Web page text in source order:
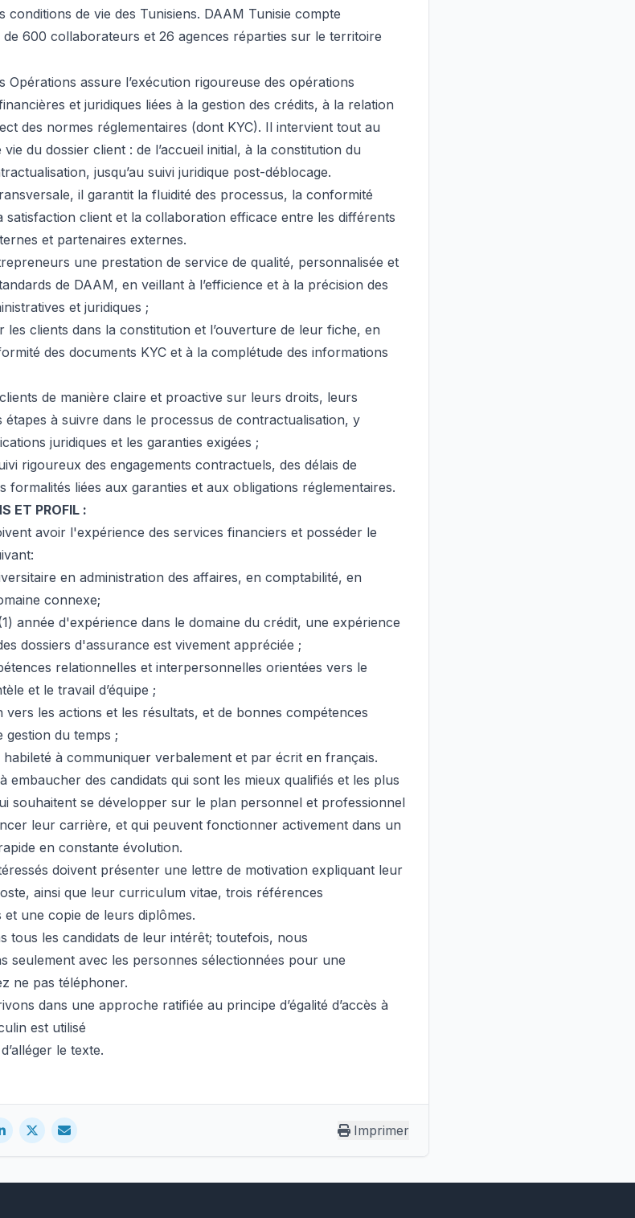
conditions de vie des Tunisiens. DAAM Tunisie compte
de 600 collaborateurs et 26 agences réparties sur le territoire
Opérations assure l’exécution rigoureuse des opérations
et juridiques liées à la gestion des crédits, à la relation
des normes réglementaires (dont KYC). Il intervient tout au
du dossier client : de l’accueil initial, à la constitution du
jusqu’au suivi juridique post-déblocage.
il garantit la fluidité des processus, la conformité
satisfaction client et la collaboration efficace entre les différents
et partenaires externes.
une prestation de service de qualité, personnalisée et
de DAAM, en veillant à l’efficience et à la précision des
et juridiques ;
les clients dans la constitution et l’ouverture de leur fiche, en
des documents KYC et à la complétude des informations
clients de manière claire et proactive sur leurs droits, leurs
étapes à suivre dans le processus de contractualisation, y
juridiques et les garanties exigées ;
rigoureux des engagements contractuels, des délais de
formalités liées aux garanties et aux obligations réglementaires.
ET PROFIL :
avoir l'expérience des services financiers et posséder le
en administration des affaires, en comptabilité, en
connexe;
année d'expérience dans le domaine du crédit, une expérience
dossiers d'assurance est vivement appréciée ;
relationnelles et interpersonnelles orientées vers le
et le travail d’équipe ;
vers les actions et les résultats, et de bonnes compétences
gestion du temps ;
habileté à communiquer verbalement et par écrit en français.
embaucher des candidats qui sont les mieux qualifiés et les plus
souhaitent se développer sur le plan personnel et professionnel
leur carrière, et qui peuvent fonctionner activement dans un
en constante évolution.
doivent présenter une lettre de motivation expliquant leur
ainsi que leur curriculum vitae, trois références
une copie de leurs diplômes.
tous les candidats de leur intérêt; toutefois, nous
seulement avec les personnes sélectionnées pour une
ne pas téléphoner.
dans une approche ratifiée au principe d’égalité d’accès à
est utilisé
le texte.
Imprimer